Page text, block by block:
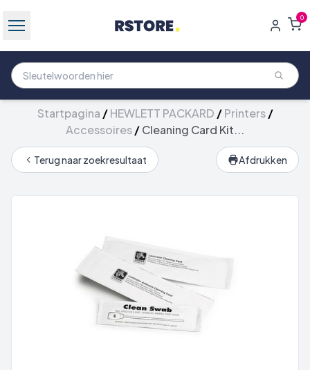
0
Startpagina /HEWLETT PACKARD /Printers/
Accessoires/Cleaning Card Kit...
Terug naar zoekresultaat Afdrukken